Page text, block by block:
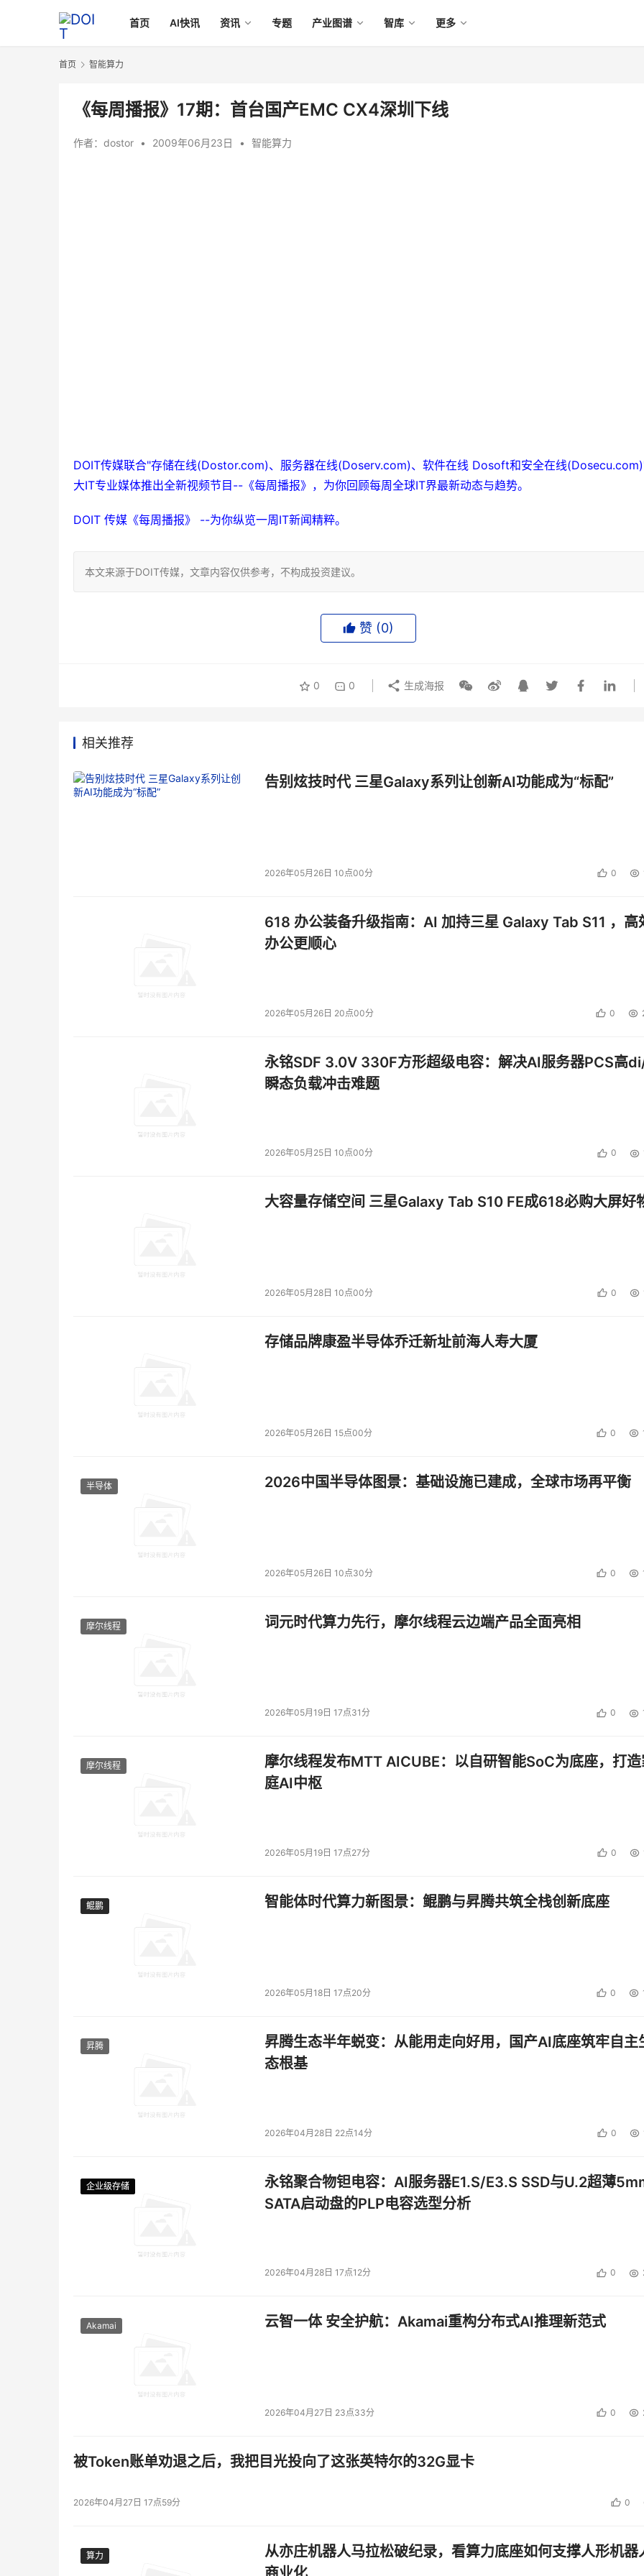
首页 AI快讯 资讯 专题 产业图谱 智库 更多
首页 智能算力
《每周播报》17期：首台国产EMC CX4深圳下线
作者： dostor • 2009年06月23日 • 智能算力
DOIT传媒联合"存储在线(Dostor.com)、服务器在线(Doserv.com)、软件在线 Dosoft和安全在线
大IT专业媒体推出全新视频节目--《每周播报》，为你回顾每周全球IT界最新动态与趋势。
DOIT 传媒《每周播报》 --为你纵览一周IT新闻精粹。
本文来源于DOIT传媒，文章内容仅供参考，不构成投资建议。
赞 (0)
0 0 生成海报
相关推荐
告别炫技时代 三星Galaxy系列让创新AI功能成为“标配”
2026年05月26日 10点00分 0
618 办公装备升级指南：AI 加持三星 Galaxy Tab S11 ，高
办公更顺心
2026年05月26日 20点00分 0
永铭SDF 3.0V 330F方形超级电容：解决AI服务器PCS高
瞬态负载冲击难题
2026年05月25日 10点00分 0
大容量存储空间 三星Galaxy Tab S10 FE成618必购大屏好
2026年05月28日 10点00分 0
存储品牌康盈半导体乔迁新址前海人寿大厦
2026年05月26日 15点00分 0
半导体 2026中国半导体图景：基础设施已建成，全球市场再平衡
2026年05月26日 10点30分 0
摩尔线程 词元时代算力先行，摩尔线程云边端产品全面亮相
2026年05月19日 17点31分 0
摩尔线程
摩尔线程发布MTT AICUBE：以自研智能SoC为底座，打
庭AI中枢
2026年05月19日 17点27分 0
鲲鹏
鲲鹏 智能体时代算力新图景：鲲鹏与昇腾共筑全栈创新底座
2026年05月18日 17点20分 0
昇腾
昇腾生态半年蜕变：从能用走向好用，国产AI底座筑牢自主
态根基
2026年04月28日 22点14分 0
企业级存储
企业级存储
企业级存储
企业级存储
永铭聚合物钽电容：AI服务器E1.S/E3.S SSD与U.2超薄
SATA启动盘的PLP电容选型分析
2026年04月28日 17点12分 0
Akamai 云智一体 安全护航：Akamai重构分布式AI推理新范式
2026年04月27日 23点33分 0
被Token账单劝退之后，我把目光投向了这张英特尔的32G显卡
2026年04月27日 17点59分 0
算力
算力
从亦庄机器人马拉松破纪录，看算力底座如何支撑人形机器